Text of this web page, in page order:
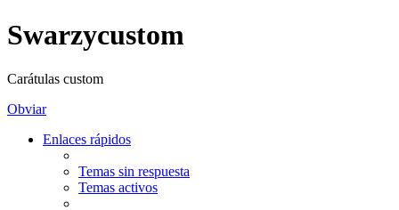
Swarzycustom
Carátulas custom
Obviar
Enlaces rápidos
Temas sin respuesta
Temas activos